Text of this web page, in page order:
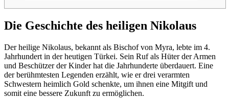
Die Geschichte des heiligen Nikolaus
Der heilige Nikolaus, bekannt als Bischof von Myra, lebte im 4.
Jahrhundert in der heutigen Türkei. Sein Ruf als Hüter der Armen
und Beschützer der Kinder hat die Jahrhunderte überdauert. Eine
der berühmtesten Legenden erzählt, wie er drei verarmten
Schwestern heimlich Gold schenkte, um ihnen eine Mitgift und
somit eine bessere Zukunft zu ermöglichen.